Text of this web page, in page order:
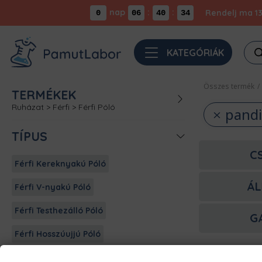
0 nap 06 : 40 : 33 Rendelj ma
KATEGÓRIÁK
TERMÉKEK
Ruházat > Férfi > Férfi Póló
TÍPUS
Férfi Kereknyakú Póló
Férfi V-nyakú Póló
Férfi Testhezálló Póló
Férfi Hosszúujjú Póló
Összes termék /